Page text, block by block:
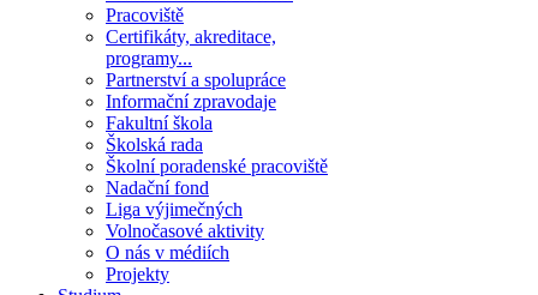
Pracoviště
Certifikáty, akreditace,
programy...
Partnerství a spolupráce
Informační zpravodaje
Fakultní škola
Školská rada
Školní poradenské pracoviště
Nadační fond
Liga výjimečných
Volnočasové aktivity
O nás v médiích
Projekty